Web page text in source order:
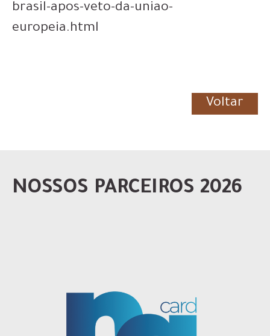
brasil-apos-veto-da-uniao-
europeia.html
Voltar
NOSSOS PARCEIROS 2026